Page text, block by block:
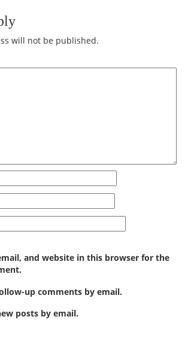
will not be published.
and website in this browser for the
up comments by email.
posts by email.